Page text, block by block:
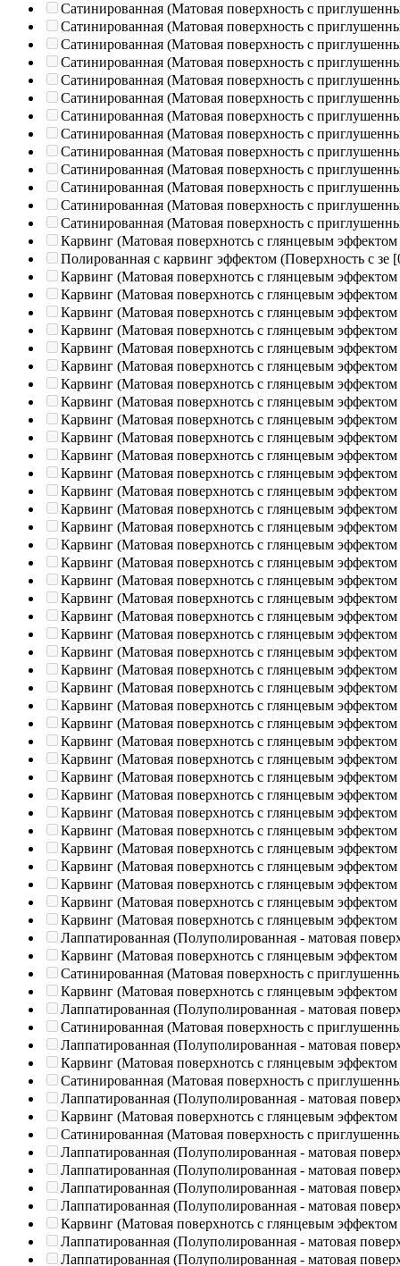
Сатинированная (Матовая поверхность с
Сатинированная (Матовая поверхность с
Сатинированная (Матовая поверхность с
Сатинированная (Матовая поверхность с
Сатинированная (Матовая поверхность с
Сатинированная (Матовая поверхность с
Сатинированная (Матовая поверхность с
Сатинированная (Матовая поверхность с
Сатинированная (Матовая поверхность с
Сатинированная (Матовая поверхность с
Сатинированная (Матовая поверхность с
Сатинированная (Матовая поверхность с
Сатинированная (Матовая поверхность с
Карвинг (Матовая поверхнотсь с глянцевым эффектом
Полированная c карвинг эффектом (Поверхность с зе
Карвинг (Матовая поверхнотсь с глянцевым эффектом
Карвинг (Матовая поверхнотсь с глянцевым эффектом
Карвинг (Матовая поверхнотсь с глянцевым эффектом
Карвинг (Матовая поверхнотсь с глянцевым эффектом
Карвинг (Матовая поверхнотсь с глянцевым эффектом
Карвинг (Матовая поверхнотсь с глянцевым эффектом
Карвинг (Матовая поверхнотсь с глянцевым эффектом
Карвинг (Матовая поверхнотсь с глянцевым эффектом
Карвинг (Матовая поверхнотсь с глянцевым эффектом
Карвинг (Матовая поверхнотсь с глянцевым эффектом
Карвинг (Матовая поверхнотсь с глянцевым эффектом
Карвинг (Матовая поверхнотсь с глянцевым эффектом
Карвинг (Матовая поверхнотсь с глянцевым эффектом
Карвинг (Матовая поверхнотсь с глянцевым эффектом
Карвинг (Матовая поверхнотсь с глянцевым эффектом
Карвинг (Матовая поверхнотсь с глянцевым эффектом
Карвинг (Матовая поверхнотсь с глянцевым эффектом
Карвинг (Матовая поверхнотсь с глянцевым эффектом
Карвинг (Матовая поверхнотсь с глянцевым эффектом
Карвинг (Матовая поверхнотсь с глянцевым эффектом
Карвинг (Матовая поверхнотсь с глянцевым эффектом
Карвинг (Матовая поверхнотсь с глянцевым эффектом
Карвинг (Матовая поверхнотсь с глянцевым эффектом
Карвинг (Матовая поверхнотсь с глянцевым эффектом
Карвинг (Матовая поверхнотсь с глянцевым эффектом
Карвинг (Матовая поверхнотсь с глянцевым эффектом
Карвинг (Матовая поверхнотсь с глянцевым эффектом
Карвинг (Матовая поверхнотсь с глянцевым эффектом
Карвинг (Матовая поверхнотсь с глянцевым эффектом
Карвинг (Матовая поверхнотсь с глянцевым эффектом
Карвинг (Матовая поверхнотсь с глянцевым эффектом
Карвинг (Матовая поверхнотсь с глянцевым эффектом
Карвинг (Матовая поверхнотсь с глянцевым эффектом
Карвинг (Матовая поверхнотсь с глянцевым эффектом
Карвинг (Матовая поверхнотсь с глянцевым эффектом
Карвинг (Матовая поверхнотсь с глянцевым эффектом
Карвинг (Матовая поверхнотсь с глянцевым эффектом
Лаппатированная (Полуполированная - матовая
Карвинг (Матовая поверхнотсь с глянцевым эффектом
Сатинированная (Матовая поверхность с
Карвинг (Матовая поверхнотсь с глянцевым эффектом
Лаппатированная (Полуполированная - матовая
Сатинированная (Матовая поверхность с
Лаппатированная (Полуполированная - матовая
Карвинг (Матовая поверхнотсь с глянцевым эффектом
Сатинированная (Матовая поверхность с
Лаппатированная (Полуполированная - матовая
Карвинг (Матовая поверхнотсь с глянцевым эффектом
Сатинированная (Матовая поверхность с
Лаппатированная (Полуполированная - матовая
Лаппатированная (Полуполированная - матовая
Лаппатированная (Полуполированная - матовая
Лаппатированная (Полуполированная - матовая
Карвинг (Матовая поверхнотсь с глянцевым эффектом
Лаппатированная (Полуполированная - матовая
Лаппатированная (Полуполированная - матовая